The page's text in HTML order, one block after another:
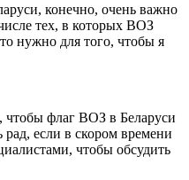
конечно, очень важно
тех, в которых ВОЗ
нужно для того, чтобы я
чтобы флаг ВОЗ в Беларуси
рад, если в скором времени
чтобы обсудить